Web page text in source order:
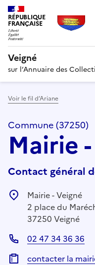
RÉPUBLIQUE
FRANÇAISE
Veigné
sur l’Annuaire des
Voir le fil d’Ariane
Commune (37250)
Mairie
Contact général
Mairie - Veigné
2 place du
37250 Veigné
02 47 34 36 36
contacter la